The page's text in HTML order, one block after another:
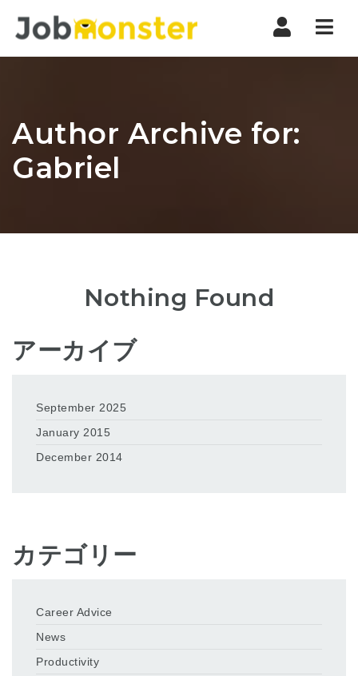
Author Archive for:
Gabriel
Nothing Found
アーカイブ
September 2025
January 2015
December 2014
カテゴリー
Career Advice
News
Productivity